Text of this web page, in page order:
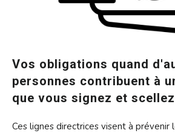
Vos obligations quand
personnes contribuent à
que vous signez et scellez
Ces lignes directrices visent à prévenir